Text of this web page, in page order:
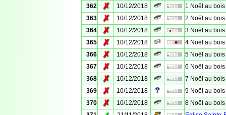
362
✗ 10/12/2018
1 Noël au
363
✗ 10/12/2018
2 Noël au
364
✗ 10/12/2018
3 Noël au
365
✗ 10/12/2018
4 Noël au
366
✗ 10/12/2018
5 Noël au
367
✗ 10/12/2018
6 Noël au
368
✗ 10/12/2018
7 Noël au
369
✗ 10/12/2018
9 Noël au
370
✗ 10/12/2018
8 Noël au